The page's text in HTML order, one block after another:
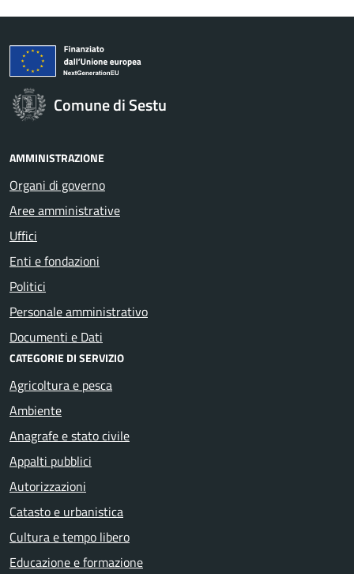
Comune di Sestu
AMMINISTRAZIONE
Organi di governo
Aree amministrative
Uffici
Enti e fondazioni
Politici
Personale amministrativo
Documenti e Dati
CATEGORIE DI SERVIZIO
Agricoltura e pesca
Ambiente
Anagrafe e stato civile
Appalti pubblici
Autorizzazioni
Catasto e urbanistica
Cultura e tempo libero
Educazione e formazione